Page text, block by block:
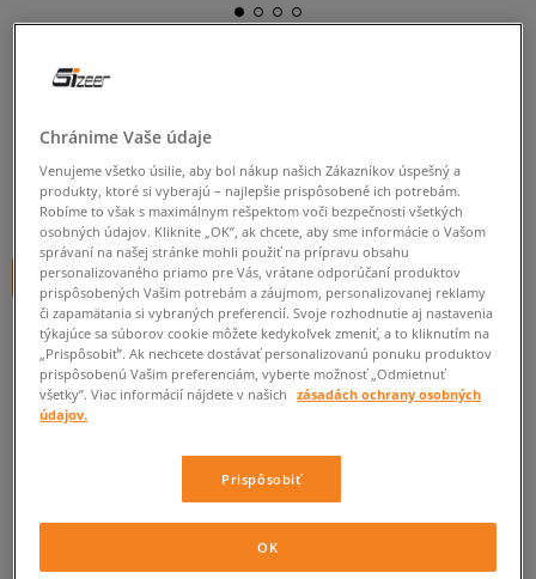
REEBOK NOHAVICE RI BADGE
19€cena s DPH
+ 19 BODOV VSIZEERCLUBE
Informujte ma o dostupnosti
Ak bude položka opäť dostupná, dostanete od nás oznámenie.
ZISTIŤ DOSTUPNOSŤ V NAŠICH KAMENNÝCH PREDAJNIACH
Chránime Vaše údaje
Venujeme všetko úsilie, aby bol nákup našich Zákazníkov úspešný a
produkty, ktoré si vyberajú – najlepšie prispôsobené ich potrebám.
Robíme to však s maximálnym rešpektom voči bezpečnosti všetkých
osobných údajov. Kliknite „OK”, ak chcete, aby sme informácie o Vašom
správaní na našej stránke mohli použiť na prípravu obsahu
personalizovaného priamo pre Vás, vrátane odporúčaní produktov
prispôsobených Vašim potrebám a záujmom, personalizovanej reklamy
či zapamätania si vybraných preferencií. Svoje rozhodnutie aj nastavenia
týkajúce sa súborov cookie môžete kedykoľvek zmeniť, a to kliknutím na
„Prispôsobiť”. Ak nechcete dostávať personalizovanú ponuku produktov
prispôsobenú Vašim preferenciám, vyberte možnosť „Odmietnuť
všetky”. Viac informácií nájdete v našich
zásadách ochrany osobných
údajov.
Prispôsobiť
OK